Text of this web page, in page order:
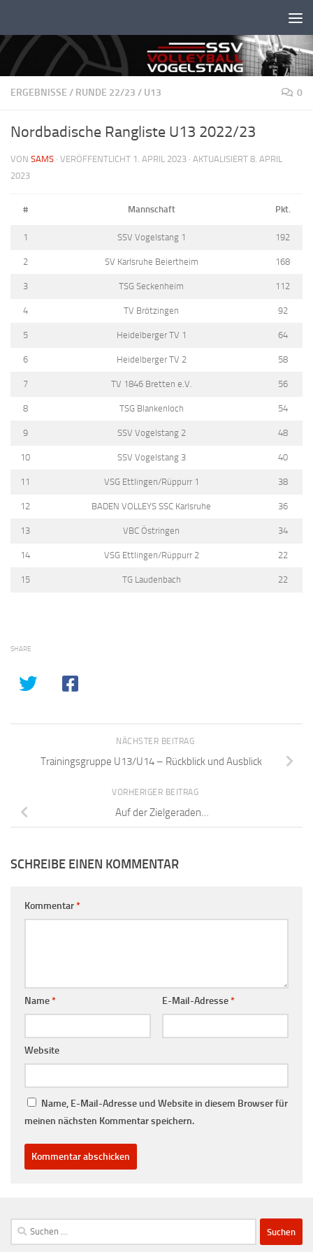
ERGEBNISSE / RUNDE 22/23 / U13 0
Nordbadische Rangliste U13 2022/23
VON SAMS · VERÖFFENTLICHT 1. APRIL 2023 · AKTUALISIERT 8. APRIL
2023
# Mannschaft Pkt.
1 SSV Vogelstang 1 192
2 SV Karlsruhe Beiertheim 168
3 TSG Seckenheim 112
4 TV Brötzingen 92
5 Heidelberger TV 1 64
6 Heidelberger TV 2 58
7 TV 1846 Bretten e.V. 56
8 TSG Blankenloch 54
9 SSV Vogelstang 2 48
10 SSV Vogelstang 3 40
11 VSG Ettlingen/Rüppurr 1 38
12 BADEN VOLLEYS SSC Karlsruhe 36
13 VBC Östringen 34
14 VSG Ettlingen/Rüppurr 2 22
15 TG Laudenbach 22
SHARE
NÄCHSTER BEITRAG
Trainingsgruppe U13/U14 – Rückblick und Ausblick
VORHERIGER BEITRAG
Auf der Zielgeraden…
SCHREIBE EINEN KOMMENTAR
Kommentar*
Name* E-Mail-Adresse*
Website
Name, E-Mail-Adresse und Website in diesem Browser für
meinen nächsten Kommentar speichern.
Suchen
nach: